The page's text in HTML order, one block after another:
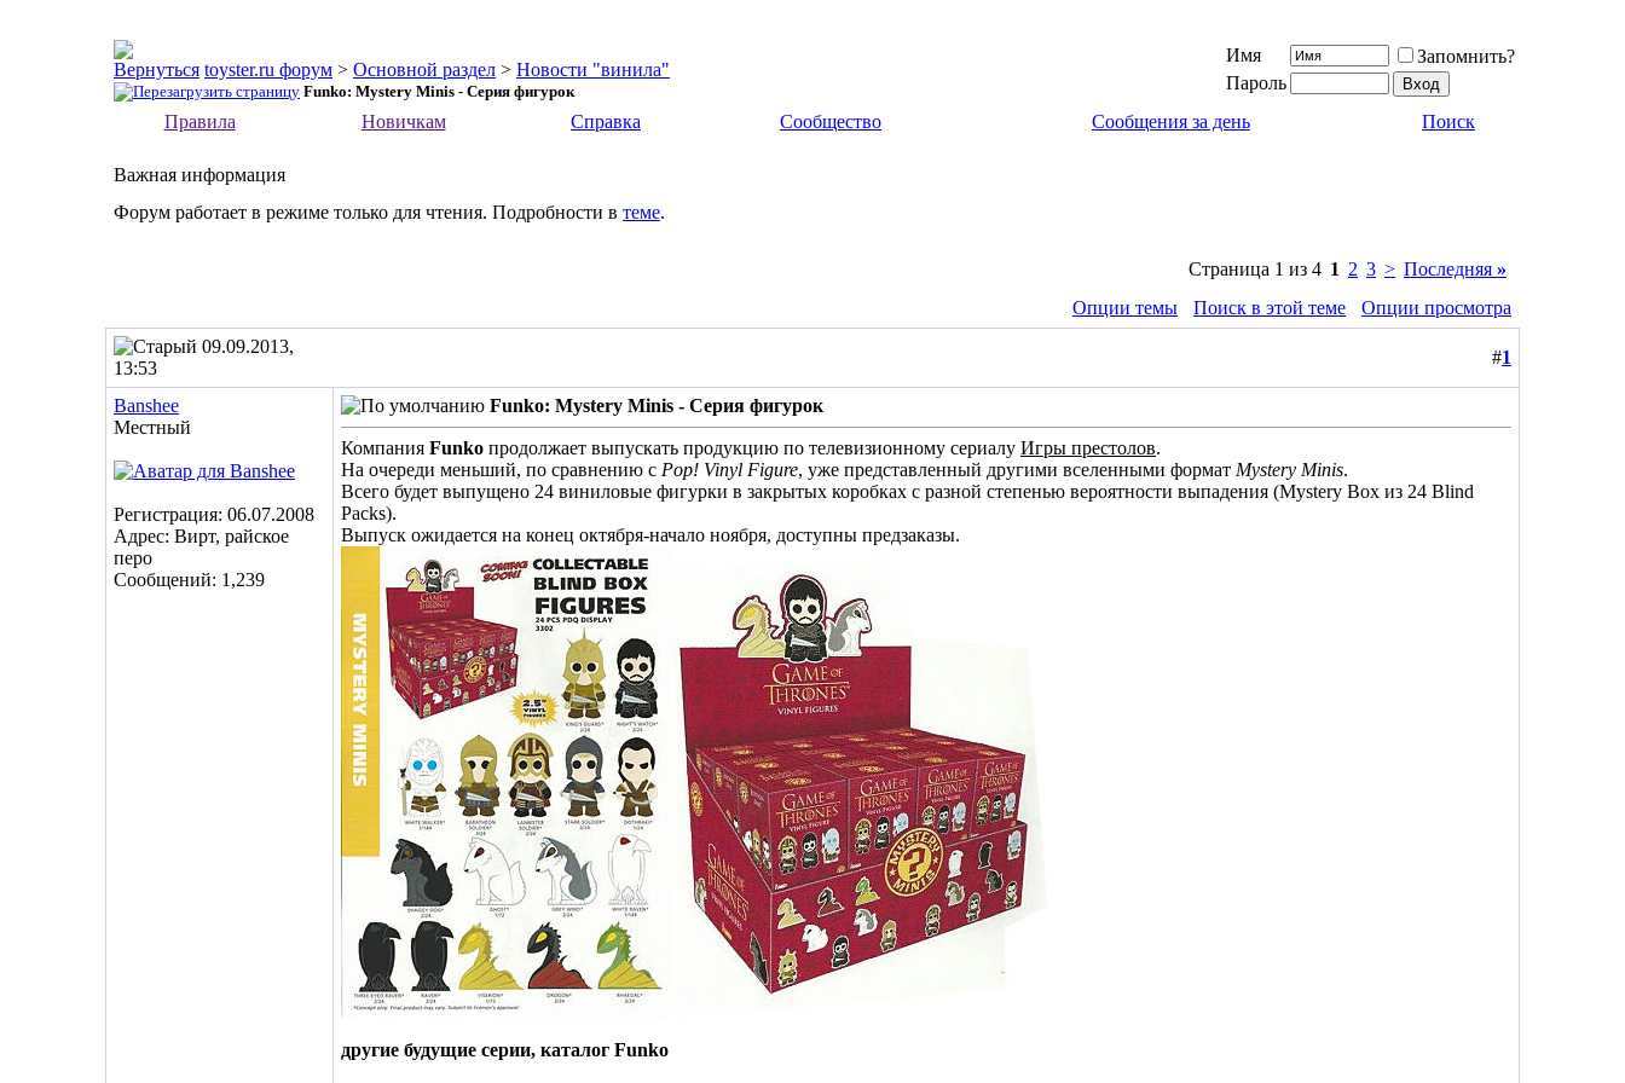
toyster.ru форум > Основной раздел > Новости "винила"
Funko: Mystery Minis - Серия фигурок
Имя
Запомнить?
Пароль
Правила
Новичкам Справка Сообщество Сообщения за день Поиск
Важная информация
Форум работает в режиме только для чтения. Подробности в теме.
Страница 1 из 4 1 2 3 > Последняя »
Опции темы
Поиск в этой теме
Опции просмотра
09.09.2013,
13:53
#1
Banshee
Местный
Регистрация: 06.07.2008
Адрес: Вирт, райское
перо
Сообщений: 1,239
Funko: Mystery Minis - Серия фигурок
Компания Funko продолжает выпускать продукцию по телевизионному сериалу Игры престолов.
На очереди меньший, по сравнению с Pop! Vinyl Figure, уже представленный другими вселенными формат Mystery Minis.
Всего будет выпущено 24 виниловые фигурки в закрытых коробках с разной степенью вероятности выпадения (Mystery Box из 24 Blind
Packs).
Выпуск ожидается на конец октября-начало ноября, доступны предзаказы.
другие будущие серии, каталог Funko